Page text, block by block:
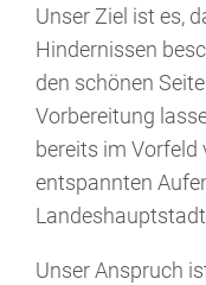
Unser Ziel ist es,
Hindernissen
den schönen
Vorbereitung
bereits im
entspannten
Unser Anspruch